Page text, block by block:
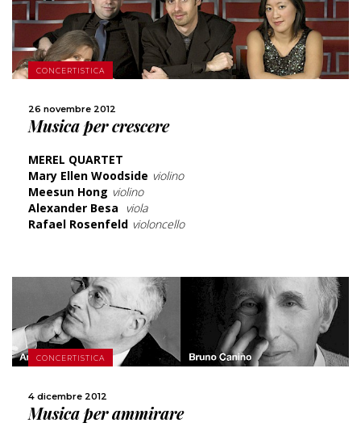
CONCERTISTICA
26 novembre 2012
Musica per crescere
MEREL QUARTET
Mary Ellen Woodside violino
Meesun Hong violino
Alexander Besa
viola
Rafael Rosenfeld violoncello
CONDIVIDI
CONCERTISTICA
4 dicembre 2012
Musica per ammirare
SCOPRI DI PIÙ